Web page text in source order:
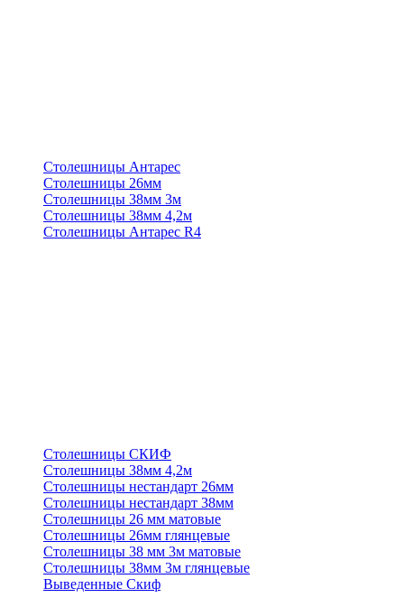
Столешницы Антарес
Столешницы 26мм
Столешницы 38мм 3м
Столешницы 38мм 4,2м
Столешницы Антарес R4
Столешницы СКИФ
Столешницы 38мм 4,2м
Столешницы нестандарт 26мм
Столешницы нестандарт 38мм
Столешницы 26 мм матовые
Столешницы 26мм глянцевые
Столешницы 38 мм 3м матовые
Столешницы 38мм 3м глянцевые
Выведенные Скиф